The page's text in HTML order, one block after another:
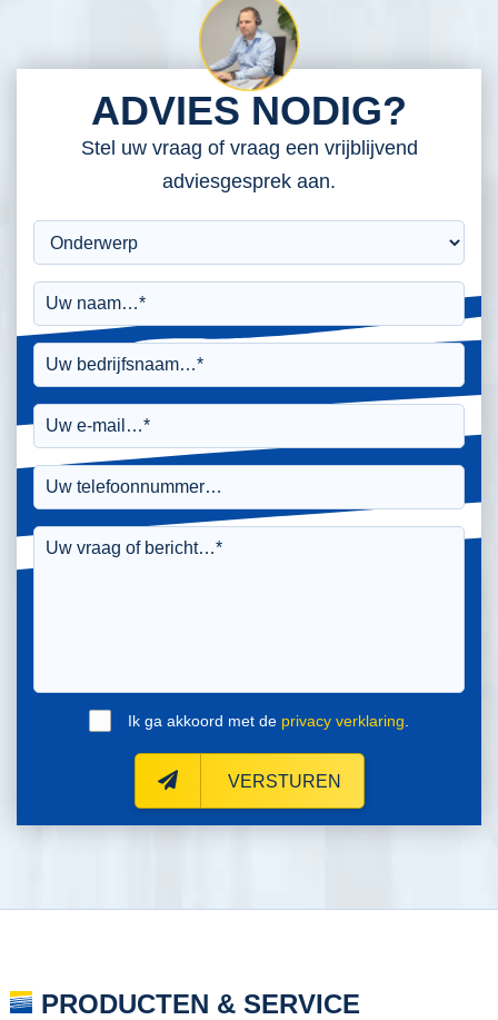
ADVIES NODIG?
Stel uw vraag of vraag een vrijblijvend
adviesgesprek aan.
Ik ga akkoord met de privacy verklaring
VERSTUREN
PRODUCTEN & SERVICE